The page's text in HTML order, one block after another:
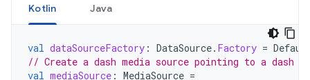
Kotlin Java
val dataSourceFactory : DataSource. Factory =
// Create a dash media source pointing to a dash
val mediaSource : MediaSource =